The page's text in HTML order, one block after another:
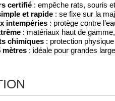
certifié : empêche rats, souris
et rapide : se fixe sur la
intempéries : protège contre
: matériaux haut de
chimiques : protection
mètres : idéale pour grandes